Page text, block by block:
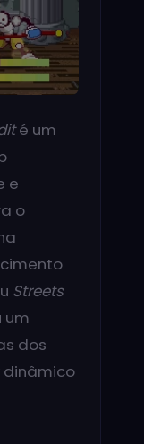
é um
e
o
Streets
um
dos
dinâmico